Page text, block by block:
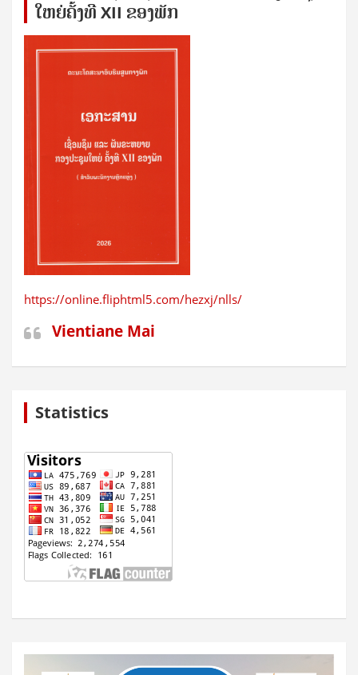
ໃຫຍ່​ຄັ້ງ​ທີ XII ຂອງ​ພັກ
https://online.fliphtml5.com/hezxj/nlls/
Vientiane Mai
Statistics